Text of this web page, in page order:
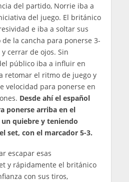
del partido, Norrie iba a
del juego. El británico
e iba a soltar sus
la cancha para ponerse 3-
cerrar de ojos. Sin
público iba a influir en
retomar el ritmo de juego y
velocidad para ponerse en
Desde ahí el español
ponerse arriba en el
quiebre y teniendo
set, con el marcador 5-3.
escapar esas
y rápidamente el británico
con sus tiros,